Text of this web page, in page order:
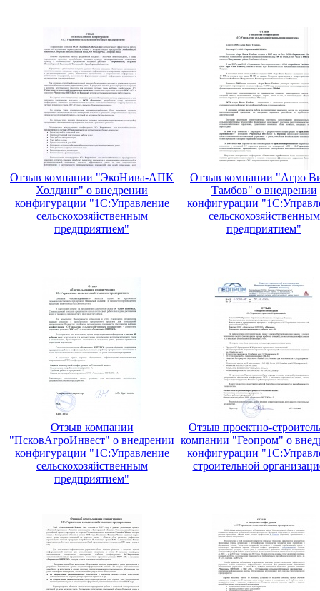
Отзыв компании "ЭкоНива-АПК
Холдинг" о внедрении
конфигурации "1С:Управление
сельскохозяйственным
предприятием"
Отзыв компании "Агро
Тамбов" о внедрении
конфигурации
сельскохозяйственным
предприятием"
Отзыв компании
"ПсковАгроИнвест" о внедрении
конфигурации "1С:Управление
сельскохозяйственным
предприятием"
Отзыв проектно-
компании "Геопром" о
конфигурации
строительной